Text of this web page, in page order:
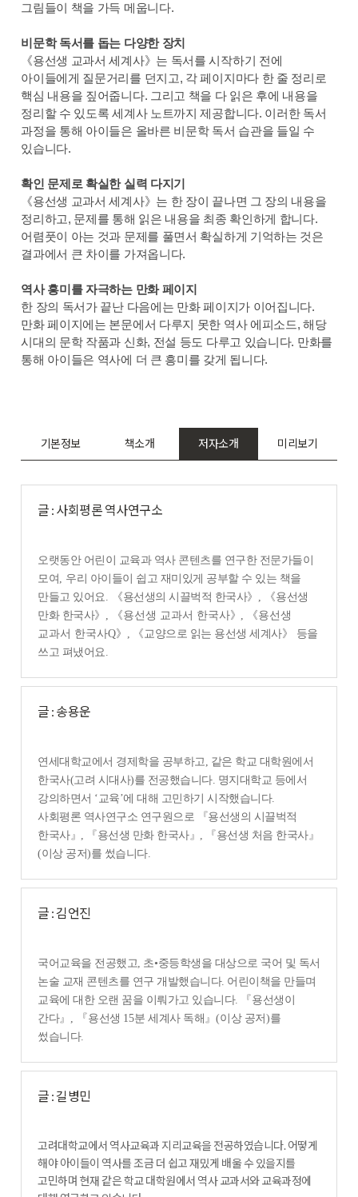
그림들이 책을 가득 메웁니다.
비문학 독서를 돕는 다양한 장치
《용선생 교과서 세계사》는 독서를 시작하기 전에
아이들에게 질문거리를 던지고, 각 페이지마다 한 줄 정리로
핵심 내용을 짚어줍니다. 그리고 책을 다 읽은 후에 내용을
정리할 수 있도록 세계사 노트까지 제공합니다. 이러한 독서
과정을 통해 아이들은 올바른 비문학 독서 습관을 들일 수
있습니다.
확인 문제로 확실한 실력 다지기
《용선생 교과서 세계사》는 한 장이 끝나면 그 장의 내용을
정리하고, 문제를 통해 읽은 내용을 최종 확인하게 합니다.
어렴풋이 아는 것과 문제를 풀면서 확실하게 기억하는 것은
결과에서 큰 차이를 가져옵니다.
역사 흥미를 자극하는 만화 페이지
한 장의 독서가 끝난 다음에는 만화 페이지가 이어집니다.
만화 페이지에는 본문에서 다루지 못한 역사 에피소드, 해당
시대의 문학 작품과 신화, 전설 등도 다루고 있습니다. 만화를
통해 아이들은 역사에 더 큰 흥미를 갖게 됩니다.
기본정보 책소개 저자소개 미리보기
글 : 사회평론 역사연구소
오랫동안 어린이 교육과 역사 콘텐츠를 연구한 전문가들이
모여 , 우리 아이들이 쉽고 재미있게 공부할 수 있는 책을
만들고 있어요. 《용선생의 시끌벅적 한국사》 , 《용선생
만화 한국사》 , 《용선생 교과서 한국사》 , 《용선생
교과서 한국사Q》, 《교양으로 읽는 용선생 세계사》 등을
쓰고 펴냈어요.
글 : 송용운
연세대학교에서 경제학을 공부하고, 같은 학교 대학원에서
한국사(고려 시대사)를 전공했습니다. 명지대학교 등에서
강의하면서 ‘교육’에 대해 고민하기 시작했습니다.
사회평론 역사연구소 연구원으로 『용선생의 시끌벅적
한국사』, 『용선생 만화 한국사』, 『용선생 처음 한국사』
(이상 공저)를 썼습니다.
글 : 김언진
국어교육을 전공했고, 초•중등학생을 대상으로 국어 및 독서
논술 교재 콘텐츠를 연구 개발했습니다. 어린이책을 만들며
교육에 대한 오랜 꿈을 이뤄가고 있습니다.
『 용선생이
간다』 , 『 용선생 15분 세계사 독해 』(이상 공저 )를
썼습니다.
글 : 길병민
고려대학교에서 역사교육과 지리교육을 전공하였습니다. 어떻게
해야 아이들이 역사를 조금 더 쉽고 재밌게 배울 수 있을지를
고민하며 현재 같은 학교 대학원에서 역사 교과서와 교육과정에